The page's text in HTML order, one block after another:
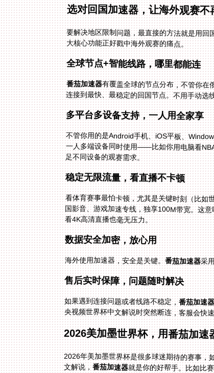
选对回国加速器，让海外观赛不
要解决地区限制问题，最直接的方法就是用
大核心功能正好戳中海外观赛的痛点。
全球节点+智能线路，哪里都能连
番茄加速器有覆盖全球的节点分布，不管你在
连接到最快、最稳定的回国节点。不用手动
多平台多设备支持，一人用全家享
不管你用的是Android手机、iOS平板、
足不同设备的观赛需求。
稳定无限流量，看直播不卡顿
看体育赛事最怕卡顿，尤其是关键时刻（比如
看4K高清直播也毫无压力。
数据安全加密，放心用
海外使用加速器，安全是关键。番茄加速器采
售后实时保障，问题随时解决
如果遇到连接问题或者线路不稳定，番茄加速器
央视频世界杯中文解说时突然断连，客服会快
2026美加墨世界杯，用番茄加速
2026年美加墨世界杯是很多球迷期待的赛事，
文解说，番茄加速器就是你的好帮手。比如比